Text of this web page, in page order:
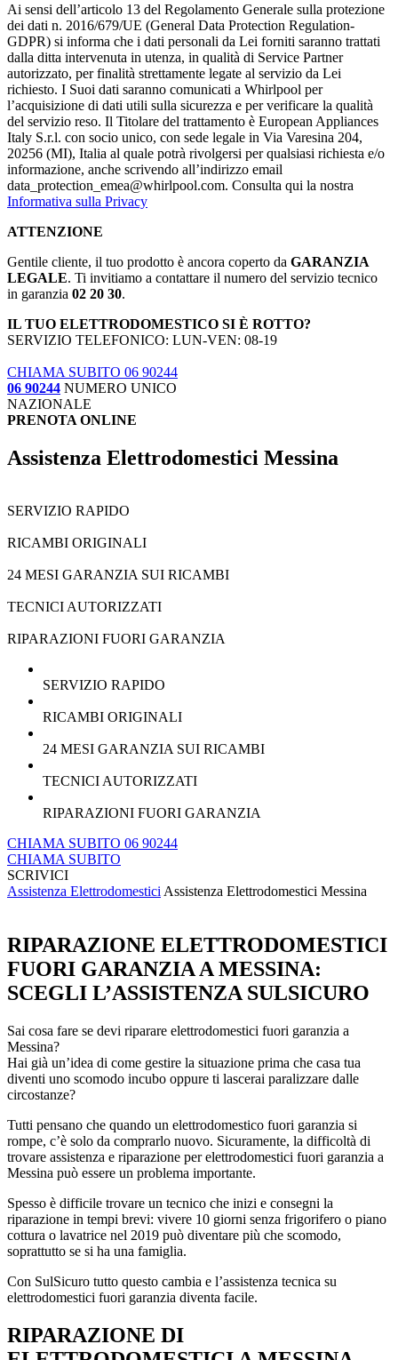
Ai sensi dell’articolo 13 del Regolamento Generale sulla protezione
dei dati n. 2016/679/UE (General Data Protection Regulation-
GDPR) si informa che i dati personali da Lei forniti saranno​ trattati
dalla ditta intervenuta in utenza,​ in qualità di Service Partner
autorizzato, per finalità strettamente legate al servizio da Lei
richiesto. I S​uoi dati saranno comunicati a Whirlpool per
l’acquisizione di dati utili sulla sicurezza e per verificare la qualità
del servizio reso. Il Titolare del trattamento è European Appliances
Italy S.r.l. con socio unico, con sede legale in Via Varesina 204,
20256 (MI), Italia al quale potrà rivolgersi per qualsiasi richiesta e/o
informazione, anche scrivendo all’indirizzo email
data_protection_emea@whirlpool.com. Consulta qui la nostra
Informativa sulla Privacy
ATTENZIONE
Gentile cliente, il tuo prodotto è ancora coperto da GARANZIA
LEGALE. Ti invitiamo a contattare il numero del servizio tecnico
in garanzia 02 20 30.
IL TUO ELETTRODOMESTICO SI È ROTTO?
SERVIZIO TELEFONICO: LUN-VEN: 08-19
CHIAMA SUBITO 06 90244
06 90244 NUMERO UNICO
NAZIONALE
PRENOTA ONLINE
Assistenza Elettrodomestici Messina
SERVIZIO RAPIDO
RICAMBI ORIGINALI
24 MESI GARANZIA SUI RICAMBI
TECNICI AUTORIZZATI
RIPARAZIONI FUORI GARANZIA
SERVIZIO RAPIDO
RICAMBI ORIGINALI
24 MESI GARANZIA SUI RICAMBI
TECNICI AUTORIZZATI
RIPARAZIONI FUORI GARANZIA
CHIAMA SUBITO 06 90244
CHIAMA SUBITO
SCRIVICI
Assistenza ElettrodomesticiAssistenza Elettrodomestici Messina
RIPARAZIONE ELETTRODOMESTICI
FUORI GARANZIA A MESSINA:
SCEGLI L’ASSISTENZA SULSICURO
Sai cosa fare se devi riparare elettrodomestici fuori garanzia a
Messina?
Hai già un’idea di come gestire la situazione prima che casa tua
diventi uno scomodo incubo oppure ti lascerai paralizzare dalle
circostanze?
Tutti pensano che quando un elettrodomestico fuori garanzia si
rompe, c’è solo da comprarlo nuovo. Sicuramente, la difficoltà di
trovare assistenza e riparazione per elettrodomestici fuori garanzia a
Messina può essere un problema importante.
Spesso è difficile trovare un tecnico che inizi e consegni la
riparazione in tempi brevi: vivere 10 giorni senza frigorifero o piano
cottura o lavatrice nel 2019 può diventare più che scomodo,
soprattutto se si ha una famiglia.
Con SulSicuro tutto questo cambia e l’assistenza tecnica su
elettrodomestici fuori garanzia diventa facile.
RIPARAZIONE DI